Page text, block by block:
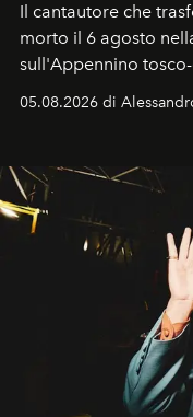
Il cantautore che
morto il 6 agosto
sull'Appennino
05.08.2026 di